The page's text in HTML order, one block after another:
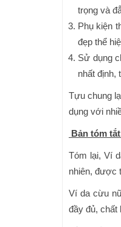
trọng và
Phụ kiện
đẹp thể
Sử dụng
nhất định,
Tựu chung
dụng với
Bản tóm
Tóm lại, Ví
nhiên, được
Ví da cừu
đầy đủ, chất